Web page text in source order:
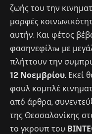
ζωής του την
μορφές
αυτήν. Και φέτος
φασηνεφίλ™ με
πλήττουν την
12 Νοεμβρίου. Εκεί
φουλ κομπλέ
από άρθρα,
της Θεσσαλονίκης
το γκρουπ του